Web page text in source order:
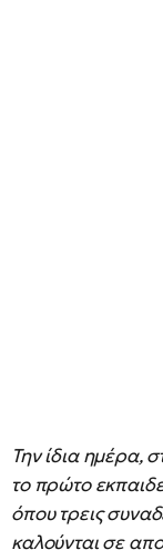
Την ίδια ημέρα,
το πρώτο
όπου τρεις
καλούνται σε